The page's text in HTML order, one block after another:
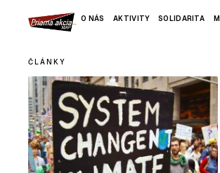
O NÁS AKTIVITY SOLIDARITA
ČLÁNKY